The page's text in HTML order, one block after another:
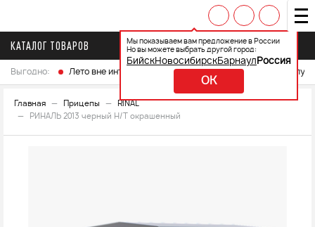
Мы показываем вам предложение в России
Но вы можете выбрать другой город:
БийскНовосибирскБарнаул Россия
OK
КАТАЛОГ ТОВАРОВ
Выгодно: Лето вне интренета Выберите свой мотоцикл и
Главная Прицепы
RINAL
РИНАЛЬ 2013 черный Н/Т окрашенный